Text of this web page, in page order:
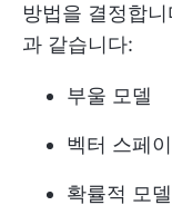
방법을 결정합
과 같습니다:
부울 모델
벡터 스페
확률적 모델